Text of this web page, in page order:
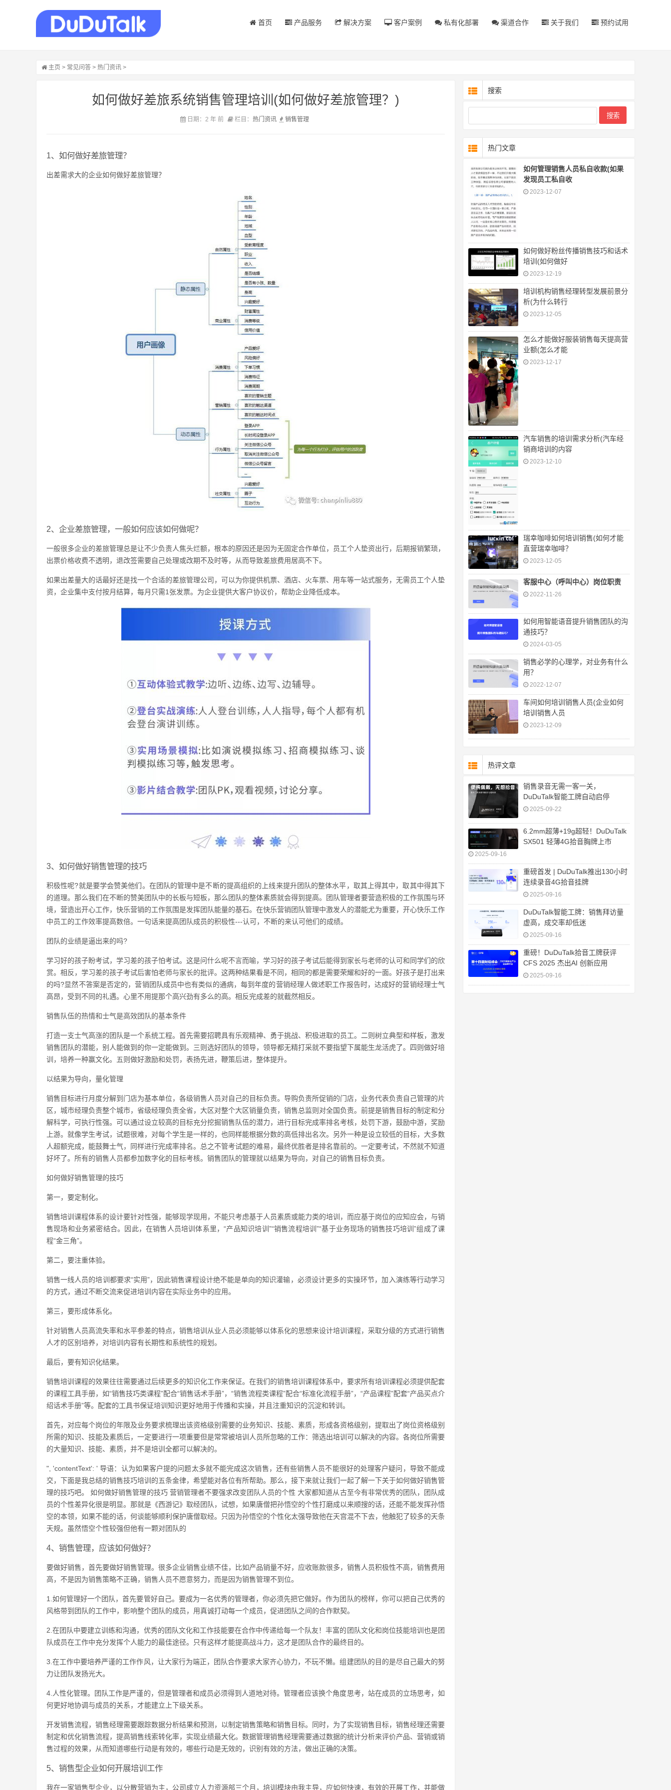
首页 产品服务 解决方案 客户案例 私有化部署 渠道合作 关于我们 预约试用
主页 > 常见问答 > 热门资讯 >
如何做好差旅系统销售管理培训(如何做好差旅管理？)
日期：2 年 前 栏目： 热门资讯 销售管理
1、如何做好差旅管理？
出差需求大的企业如何做好差旅管理？
2、企业差旅管理，一般如何应该如何做呢？
一般很多企业的差旅管理总是让不少负责人焦头烂额，根本的原因还是因为无固定合作单位，员工个人垫资出行，后期报销繁琐，
出票价格收费不透明，退改签需要自己处理或改期不及时等，从而导致差旅费用居高不下。
如果出差量大的话最好还是找一个合适的差旅管理公司，可以为你提供机票、酒店、火车票、用车等一站式服务，无需员工个人垫
资，企业集中支付按月结算，每月只需1张发票。为企业提供大客户协议价，帮助企业降低成本。
3、如何做好销售管理的技巧
积极性呢?就是要学会赞美他们。在团队的管理中是不断的提高组织的上线来提升团队的整体水平，取其上得其中，取其中得其下
的道理。那么我们在不断的赞美团队中的长板与短板，那么团队的整体素质就会得到提高。团队管理者要营造积极的工作氛围与环
境，营造出开心工作，快乐营销的工作氛围是发挥团队能量的基石。在快乐营销团队管理中激发人的潜能尤为重要，开心快乐工作
中员工的工作效率提高数倍。一句话来提高团队成员的积极性---认可，不断的来认可他们的成绩。
团队的业绩是逼出来的吗?
学习好的孩子盼考试，学习差的孩子怕考试。这是问什么呢不言而喻，学习好的孩子考试后能得到家长与老师的认可和同学们的欣
赏。相反，学习差的孩子考试后害怕老师与家长的批评。这两种结果看是不同，相同的都是需要荣耀和好的一面。好孩子是打出来
的吗?显然不答案是否定的，营销团队成员中也有类似的通病，每到年度的营销经理人做述职工作报告时，达成好的营销经理士气
高昂，受到不同的礼遇。心里不用提那个高兴劲有多么的高。相反完成差的就截然相反。
销售队伍的热情和士气是高效团队的基本条件
打造一支士气高涨的团队是一个系统工程。首先需要招聘具有乐观精神、勇于挑战、积极进取的员工。二则树立典型和样板，激发
销售团队的潜能，别人能做到的你一定能做到。三则选好团队的领导，领导都无精打采就不要指望下属能生龙活虎了。四则做好培
训，培养一种赢文化。五则做好激励和处罚，表扬先进，鞭策后进，整体提升。
以结果为导向，量化管理
销售目标进行月度分解到门店为基本单位，各级销售人员对自己的目标负责。导购负责所促销的门店，业务代表负责自己管理的片
区，城市经理负责整个城市，省级经理负责全省，大区对整个大区销量负责，销售总监则对全国负责。前提是销售目标的制定和分
解科学，可执行性强。可以通过设立较高的目标充分挖掘销售队伍的潜力，进行目标完成率排名考核，处罚下游，鼓励中游，奖励
上游。就像学生考试，试题很难，对每个学生是一样的，也同样能根据分数的高低排出名次。另外一种是设立较低的目标，大多数
人超额完成，能鼓舞士气，同样进行完成率排名。总之不管考试题的难易，最终优胜者是排名靠前的。一定要考试，不然就不知道
好坏了。所有的销售人员都参加数字化的目标考核。销售团队的管理就以结果为导向，对自己的销售目标负责。
如何做好销售管理的技巧
第一，要定制化。
销售培训课程体系的设计要针对性强，能够现学现用，不能只考虑基于人员素质或能力类的培训，而应基于岗位的应知应会，与销
售现场和业务紧密结合。因此，在销售人员培训体系里，“产品知识培训”“销售流程培训”“基于业务现场的销售技巧培训”组成了课
程“金三角”。
第二，要注重体验。
销售一线人员的培训都要求“实用”，因此销售课程设计绝不能是单向的知识灌输，必须设计更多的实操环节，加入演练等行动学习
的方式，通过不断交流来促进培训内容在实际业务中的应用。
第三，要形成体系化。
针对销售人员高流失率和水平参差的特点，销售培训从业人员必须能够以体系化的思想来设计培训课程，采取分级的方式进行销售
人才的区别培养，对培训内容有长期性和系统性的规划。
最后，要有知识化结果。
销售培训课程的效果往往需要通过后续更多的知识化工作来保证。在我们的销售培训课程体系中，要求所有培训课程必须提供配套
的课程工具手册，如“销售技巧类课程”配合“销售话术手册”，“销售流程类课程”配合“标准化流程手册”，“产品课程”配套“产品买点介
绍话术手册”等。配套的工具书保证培训知识更好地用于传播和实操，并且注重知识的沉淀和转训。
首先，对应每个岗位的年限及业务要求梳理出该资格级别需要的业务知识、技能、素质，形成各资格级别，提取出了岗位资格级别
所需的知识、技能及素质后，一定要进行一项重要但是常常被培训人员所忽略的工作：筛选出培训可以解决的内容。各岗位所需要
的大量知识、技能、素质，并不是培训全都可以解决的。
", 'contentText': ' 导语：认为如果客户提的问题太多就不能完成这次销售，还有些销售人员不能很好的处理客户疑问，导致不能成
交，下面是我总结的销售技巧培训的五条金律，希望能对各位有所帮助。那么，接下来就让我们一起了解一下关于如何做好销售管
理的技巧吧。 如何做好销售管理的技巧 营销管理者不要强求改变团队人员的个性 大家都知道从古至今有非常优秀的团队，团队成
员的个性差异化很是明显。那就是《西游记》取经团队，试想，如果唐僧把孙悟空的个性打磨成以来顺搜的话，还能不能发挥孙悟
空的本领，如果不能的话，何谈能够顺利保护唐僧取经。只因为孙悟空的个性化太强导致他在天宫混不下去，他触犯了较多的天条
天规。虽然悟空个性较强但他有一颗对团队的
4、销售管理，应该如何做好？
要做好销售，首先要做好销售管理。很多企业销售业绩不佳，比如产品销量不好，应收账款很多，销售人员积极性不高，销售费用
高，不是因为销售策略不正确，销售人员不愿意努力，而是因为销售管理不到位。
1.如何管理好一个团队，首先要管好自己。要成为一名优秀的管理者，你必须先把它做好。作为团队的榜样，你可以把自己优秀的
风格带到团队的工作中，影响整个团队的成员，用真诚打动每一个成员，促进团队之间的合作默契。
2.在团队中要建立训练和沟通，优秀的团队文化和工作技能要在合作中传递给每一个队友！丰富的团队文化和岗位技能培训也是团
队成员在工作中充分发挥个人能力的最佳途径。只有这样才能提高战斗力，这才是团队合作的最终目的。
3.在工作中要培养严谨的工作作风，让大家行为端正，团队合作要求大家齐心协力，不玩不懒。组建团队的目的是尽自己最大的努
力让团队发扬光大。
4.人性化管理。团队工作是严谨的，但是管理者和成员必须得到人道地对待。管理者应该换个角度思考，站在成员的立场思考，如
何更好地协调与成员的关系，才能建立上下级关系。
开发销售流程，销售经理需要跟踪数据分析结果和预测，以制定销售策略和销售目标。同时，为了实现销售目标，销售经理还需要
制定和优化销售流程，提高销售线索转化率，实现业绩最大化。数据管理销售经理需要通过数据的统计分析来评价产品、营销或销
售过程的效果，从而知道哪些行动是有效的，哪些行动是无效的，识别有效的方法，做出正确的决策。
5、销售型企业如何开展培训工作
我在一家销售型企业，以分散营销为主，公司成立人力资源部三个月，培训模块由我主导，应如何快速，有效的开展工作，并能做
搜索
热门文章
如何管理销售人员私自收款(如果
发现员工私自收
2023-12-07
如何做好粉丝传播销售技巧和话术
培训(如何做好
2023-12-19
培训机构销售经理转型发展前景分
析(为什么转行
2023-12-05
怎么才能做好服装销售每天提高营
业额(怎么才能
2023-12-17
汽车销售的培训需求分析(汽车经
销商培训的内容
2023-12-10
瑞幸咖啡如何培训销售(如何才能
直营瑞幸咖啡？
2023-12-05
客服中心（呼叫中心）岗位职责
2022-11-26
如何用智能语音提升销售团队的沟
通技巧？
2024-03-05
销售必学的心理学，对业务有什么
用？
2022-12-07
车间如何培训销售人员(企业如何
培训销售人员
2023-12-09
热评文章
销售录音无需一客一关，
DuDuTalk智能工牌自动启停
2025-09-22
6.2mm超薄+19g超轻！DuDuTalk
SX501 轻薄4G拾音胸牌上市
2025-09-16
重磅首发 | DuDuTalk推出130小时
连续录音4G拾音挂牌
2025-09-16
DuDuTalk智能工牌：销售拜访量
虚高，成交率却低迷
2025-09-16
重磅！DuDuTalk拾音工牌获评
CFS 2025 杰出AI 创新应用
2025-09-16